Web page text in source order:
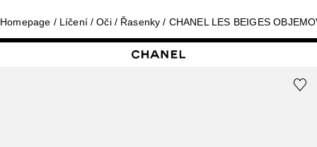
Homepage Líčení Oči Řasenky CHANEL LES BEIGES